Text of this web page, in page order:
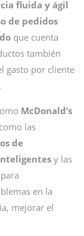
fluida y ágil
de pedidos
que cuenta
también
gasto por cliente
McDonald’s
las
de
y las
para
en la
mejorar el